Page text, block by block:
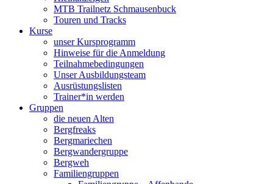
MTB Trailnetz Schmausenbuck
Touren und Tracks
Kurse
unser Kursprogramm
Hinweise für die Anmeldung
Teilnahmebedingungen
Unser Ausbildungsteam
Ausrüstungslisten
Trainer*in werden
Gruppen
die neuen Alten
Bergfreaks
Bergmariechen
Bergwandergruppe
Bergweh
Familiengruppen